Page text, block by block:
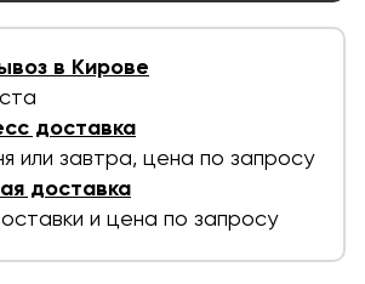
в Кирове
доставка
или завтра, цена по запросу
доставка
и цена по запросу